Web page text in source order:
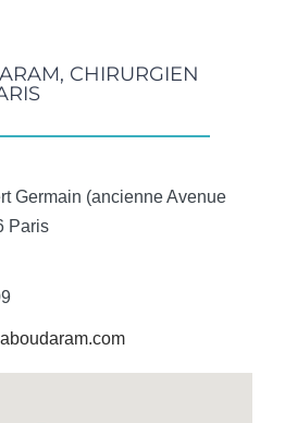
CHIRURGIEN
Germain (ancienne Avenue
Paris